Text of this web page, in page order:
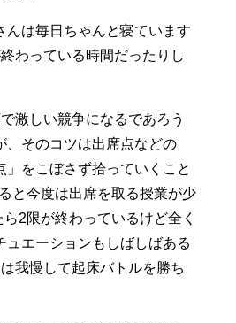
んは毎日ちゃんと寝ています
わっている時間だったりし
激しい競争になるであろう
、そのコツは出席点などの
」をこぼさず拾っていくこと
と今度は出席を取る授業が少
ら2限が終わっているけど全く
ュエーションもしばしばある
我慢して起床バトルを勝ち